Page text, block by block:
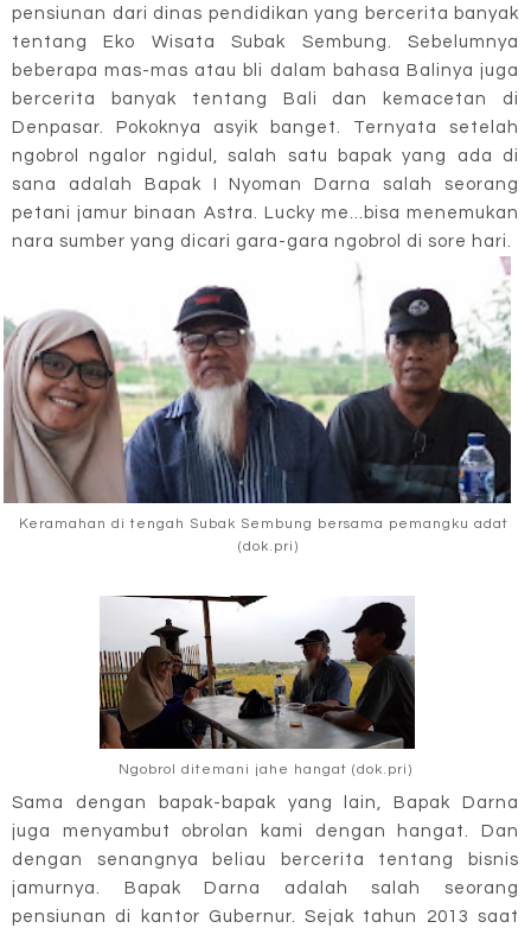
pensiunan dari dinas pendidikan yang bercerita banyak
tentang Eko Wisata Subak Sembung. Sebelumnya
beberapa mas-mas atau bli dalam bahasa Balinya juga
bercerita banyak tentang Bali dan kemacetan di
Denpasar. Pokoknya asyik banget. Ternyata setelah
ngobrol ngalor ngidul, salah satu bapak yang ada di
sana adalah Bapak I Nyoman Darna salah seorang
petani jamur binaan Astra. Lucky me...bisa menemukan
nara sumber yang dicari gara-gara ngobrol di sore hari.
Keramahan di tengah Subak Sembung bersama pemangku adat
(dok.pri)
Ngobrol ditemani jahe hangat (dok.pri)
Sama dengan bapak-bapak yang lain, Bapak Darna
juga menyambut obrolan kami dengan hangat. Dan
dengan senangnya beliau bercerita tentang bisnis
jamurnya. Bapak Darna adalah salah seorang
pensiunan di kantor Gubernur. Sejak tahun 2013 saat